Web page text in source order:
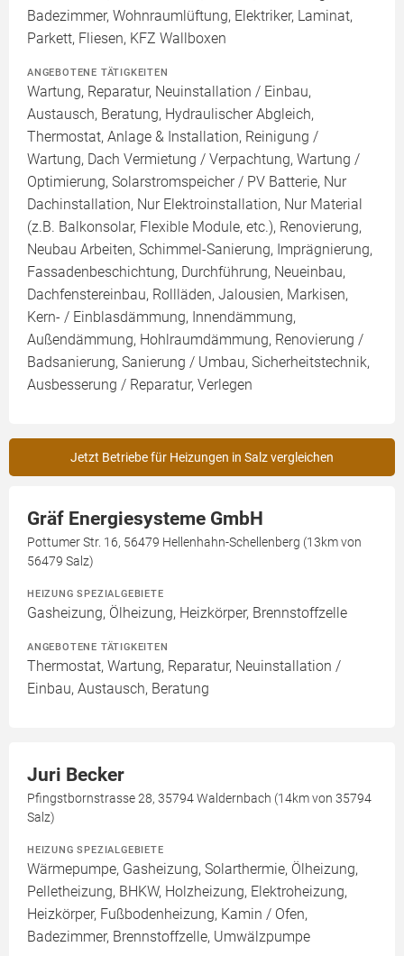
Badezimmer, Wohnraumlüftung, Elektriker, Laminat,
Parkett, Fliesen, KFZ Wallboxen
ANGEBOTENE TÄTIGKEITEN
Wartung, Reparatur, Neuinstallation / Einbau,
Austausch, Beratung, Hydraulischer Abgleich,
Thermostat, Anlage & Installation, Reinigung /
Wartung, Dach Vermietung / Verpachtung, Wartung /
Optimierung, Solarstromspeicher / PV Batterie, Nur
Dachinstallation, Nur Elektroinstallation, Nur Material
(z.B. Balkonsolar, Flexible Module, etc.), Renovierung,
Neubau Arbeiten, Schimmel-Sanierung, Imprägnierung,
Fassadenbeschichtung, Durchführung, Neueinbau,
Dachfenstereinbau, Rollläden, Jalousien, Markisen,
Kern- / Einblasdämmung, Innendämmung,
Außendämmung, Hohlraumdämmung, Renovierung /
Badsanierung, Sanierung / Umbau, Sicherheitstechnik,
Ausbesserung / Reparatur, Verlegen
Jetzt Betriebe für Heizungen in Salz vergleichen
Gräf Energiesysteme GmbH
Pottumer Str. 16, 56479 Hellenhahn-Schellenberg (13km von
56479 Salz)
HEIZUNG SPEZIALGEBIETE
Gasheizung, Ölheizung, Heizkörper, Brennstoffzelle
ANGEBOTENE TÄTIGKEITEN
Thermostat, Wartung, Reparatur, Neuinstallation /
Einbau, Austausch, Beratung
Juri Becker
Pfingstbornstrasse 28, 35794 Waldernbach (14km von 35794
Salz)
HEIZUNG SPEZIALGEBIETE
Wärmepumpe, Gasheizung, Solarthermie, Ölheizung,
Pelletheizung, BHKW, Holzheizung, Elektroheizung,
Heizkörper, Fußbodenheizung, Kamin / Ofen,
Badezimmer, Brennstoffzelle, Umwälzpumpe